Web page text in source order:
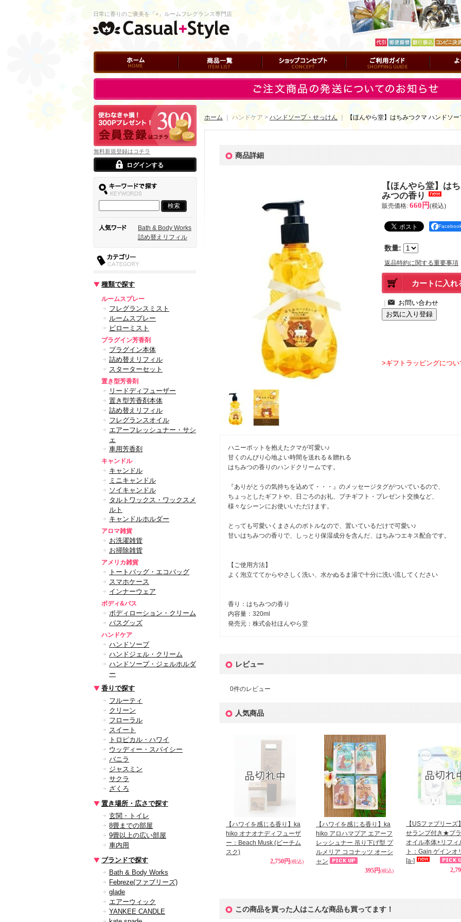
ホーム 商品一覧 ショップコンセプト ご利用ガイド よくある
日常に香りのご褒美を「+」ルームフレグランス専門店
ログイン
無料新規登録はコチラ
ログインする
Bath & Body Works
詰め替えリフィル
種類で探す
ルームスプレー
フレグランスミスト
ルームスプレー
ピローミスト
プラグイン芳香剤
プラグイン本体
詰め替えリフィル
スターターセット
置き型芳香剤
リードディフューザー
置き型芳香剤本体
詰め替えリフィル
フレグランスオイル
エアーフレッシュナー・サシ
ェ
車用芳香剤
キャンドル
キャンドル
ミニキャンドル
ソイキャンドル
タルトワックス・ワックスメ
ルト
キャンドルホルダー
アロマ雑貨
お洗濯雑貨
お掃除雑貨
アメリカ雑貨
トートバッグ・エコバッグ
スマホケース
インナーウェア
ボディ&バス
ボディローション・クリーム
バスグッズ
ハンドケア
ハンドソープ
ハンドジェル・クリーム
ハンドソープ・ジェルホルダ
ー
香りで探す
フルーティ
クリーン
フローラル
スイート
トロピカル・ハワイ
ウッディー・スパイシー
バニラ
ジャスミン
サクラ
ざくろ
置き場所・広さで探す
玄関・トイレ
8畳までの部屋
9畳以上の広い部屋
車内用
ブランドで探す
Bath & Body Works
Febreze(ファブリーズ)
glade
エアーウィック
YANKEE CANDLE
ホーム ｜ ハンドケア > ハンドソープ・せっけん 【ほんやら堂】はちみつクマ ハンドソ
商品詳細
【ほんやら堂】は
みつの香り
販売価格: 660円(税込)
数量:
返品特約に関する重要事項
>ギフトラッピングについ
ハニーポットを抱えたクマが可愛い♪
甘くのんびり心地よい時間を送れる＆贈れる
はちみつの香りのハンドクリームです。
『ありがとうの気持ちを込めて・・・』のメッセージタグがついているので、
ちょっとしたギフトや、日ごろのお礼、プチギフト・プレゼント交換など、
様々なシーンにお使いいただけます。
とっても可愛いくまさんのボトルなので、置いているだけで可愛い♪
甘いはちみつの香りで、しっとり保湿成分を含んだ、はちみつエキス配合です。
【ご使用方法】
よく泡立ててからやさしく洗い、水かぬるま湯で十分に洗い流してください
香り：はちみつの香り
内容量：320ml
発売元：株式会社ほんやら堂
レビュー
0件のレビュー
人気商品
【ハワイを感じる香り】ka
hiko オナオナディフューザ
ー：Beach Musk (ビーチム
スク)
2,750円(税込)
【ハワイを感じる香り】ka
hiko アロハマプア エアーフ
レッシュナー 吊り下げ型 プ
ルメリア ココナッツ オーシ
ャン
395円(税込)
【USファブリーズ
せランプ付き★プ
オイル本体+リフィ
ト：Gain ゲインオ
[a-]
この商品を買った人はこんな商品も買ってます！